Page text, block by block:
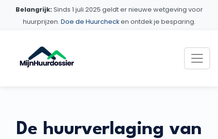
Belangrijk: Sinds 1 juli 2025 geldt er nieuwe wetgeving voor
huurprijzen. Doe de Huurchecken ontdek je besparing.
De huurverlaging van